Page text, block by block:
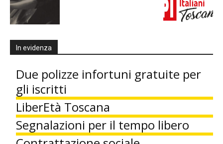
In evidenza
Due polizze infortuni gratuite per
gli iscritti
LiberEtà Toscana
Segnalazioni per il tempo libero